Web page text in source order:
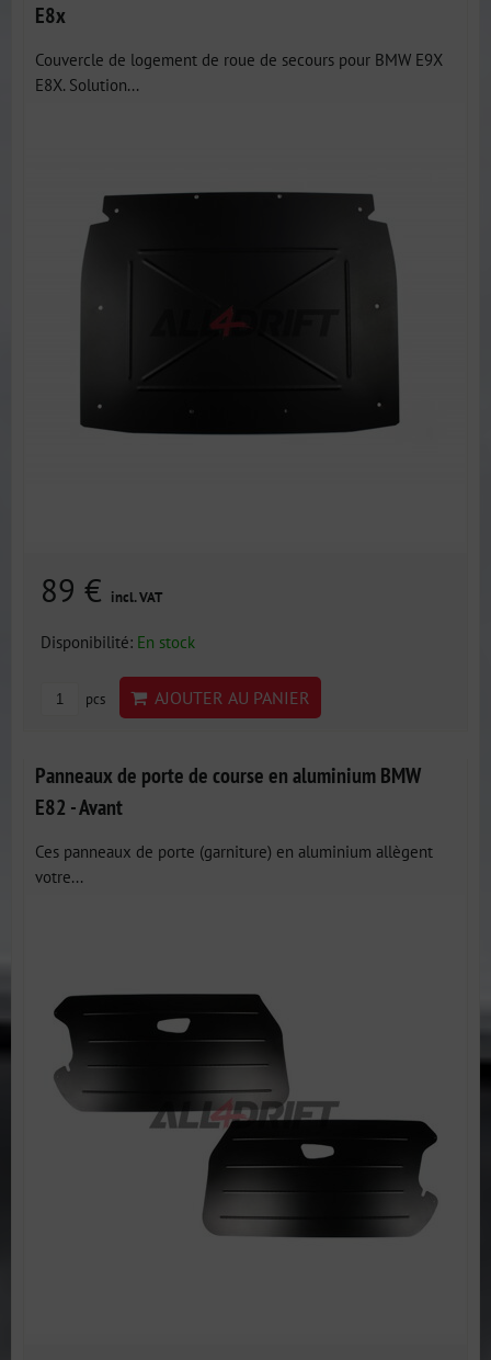
E8x
Couvercle de logement de roue de secours pour BMW E9X
E8X. Solution...
89 € incl. VAT
Disponibilité: En stock
pcs AJOUTER AU PANIER
Panneaux de porte de course en aluminium BMW
E82 - Avant
Ces panneaux de porte (garniture) en aluminium allègent
votre...